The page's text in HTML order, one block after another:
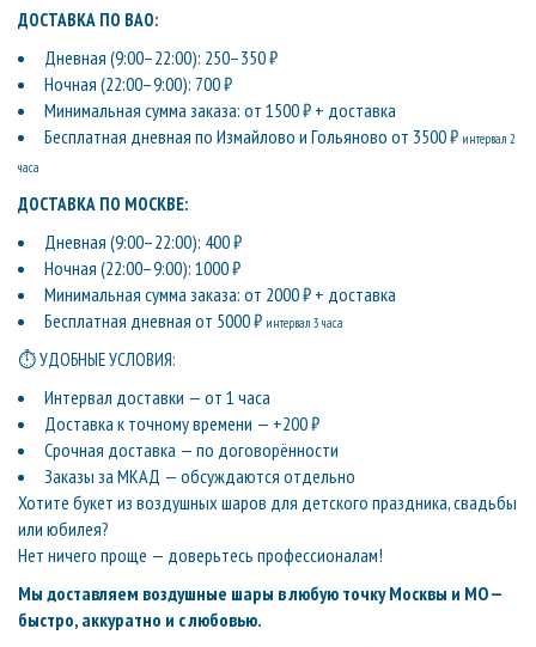
ДОСТАВКА ПО ВАО:
Дневная (9:00–22:00): 250–350 ₽
Ночная (22:00–9:00): 700 ₽
Минимальная сумма заказа: от 1500 ₽ + доставка
Бесплатная дневная по Измайлово и Гольяново от 3500 ₽ интервал 2
часа
ДОСТАВКА ПО МОСКВЕ:
Дневная (9:00–22:00): 400 ₽
Ночная (22:00–9:00): 1000 ₽
Минимальная сумма заказа: от 2000 ₽ + доставка
Бесплатная дневная от 5000 ₽ интервал 3 часа
⏱ УДОБНЫЕ УСЛОВИЯ:
Интервал доставки — от 1 часа
Доставка к точному времени — +200 ₽
Срочная доставка — по договорённости
Заказы за МКАД — обсуждаются отдельно
Хотите букет из воздушных шаров для детского праздника, свадьбы
или юбилея?
Нет ничего проще — доверьтесь профессионалам!
Мы доставляем воздушные шары в любую точку Москвы и МО —
быстро, аккуратно и с любовью.